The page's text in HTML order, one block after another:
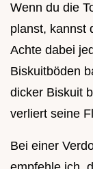
Wenn du die
planst, kannst
Achte dabei
Biskuitböden
dicker Biskuit
verliert seine
Bei einer